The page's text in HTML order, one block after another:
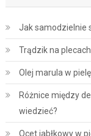
Jak samodzielnie
Trądzik na
Olej marula w
Różnice między
wiedzieć?
Ocet jabłkowy w